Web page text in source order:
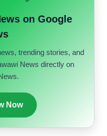
on Google
trending stories, and
News directly on
Now